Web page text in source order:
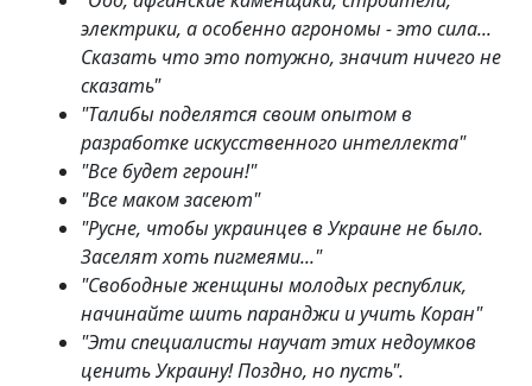
электрики, а особенно агрономы - это сила...
Сказать что это потужно, значит ничего не
сказать"
"Талибы поделятся своим опытом в
разработке искусственного интеллекта"
"Все будет героин!"
"Все маком засеют"
"Русне, чтобы украинцев в Украине не было.
Заселят хоть пигмеями..."
"Свободные женщины молодых республик,
начинайте шить паранджи и учить Коран"
"Эти специалисты научат этих недоумков
ценить Украину! Поздно, но пусть".